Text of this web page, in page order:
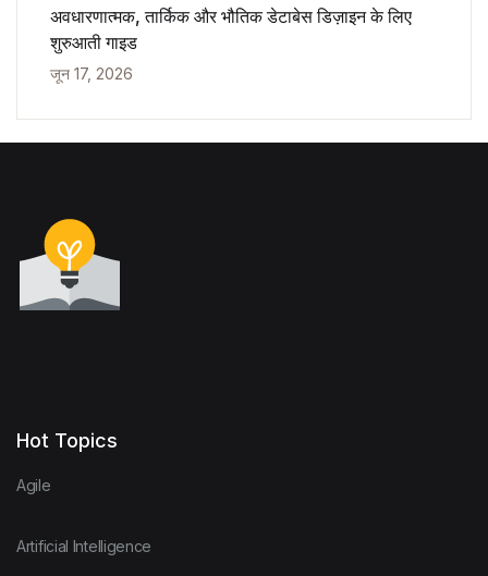
अवधारणात्मक, तार्किक और भौतिक डेटाबेस डिज़ाइन के लिए
शुरुआती गाइड
जून 17, 2026
Hot Topics
Agile
Artificial Intelligence